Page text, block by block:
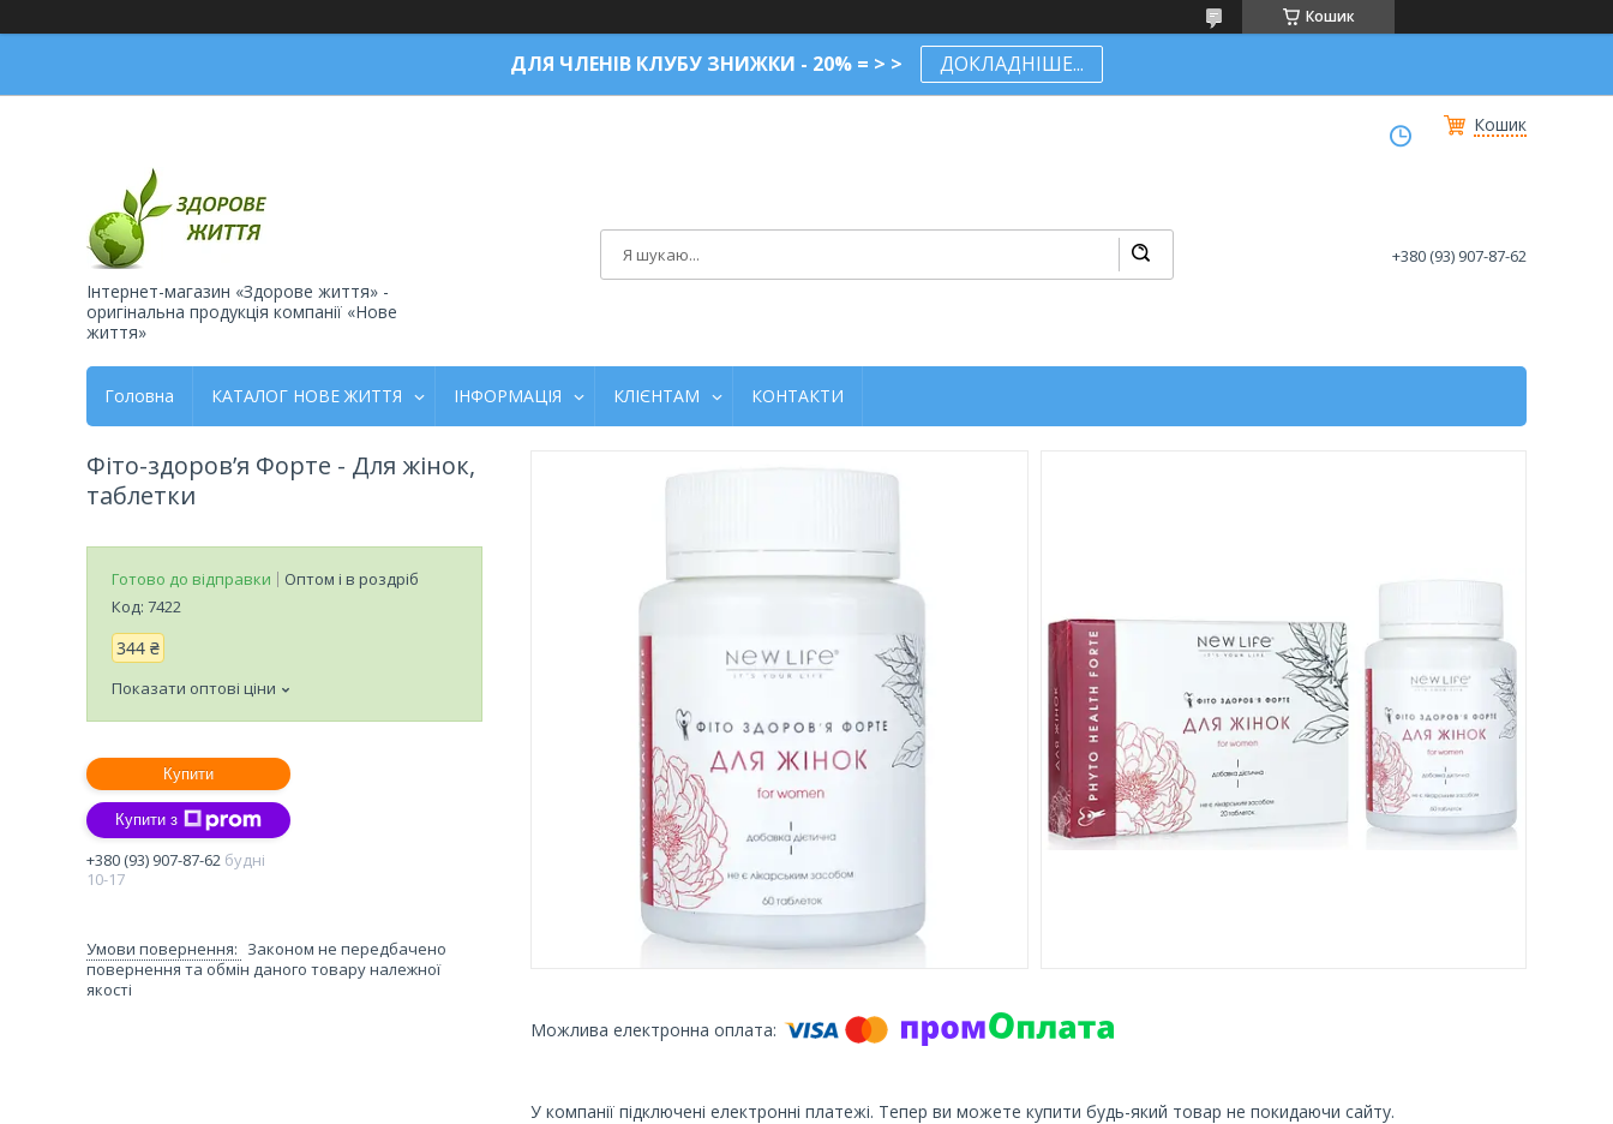
Кошик
ДЛЯ ЧЛЕНІВ КЛУБУ ЗНИЖКИ - 20% = > > ДОКЛАДНІШЕ...
Кошик
Інтернет-магазин «Здорове життя» -
оригінальна продукція компанії «Нове
життя»
+380 (93) 907-87-62
Головна КАТАЛОГ НОВЕ ЖИТТЯ ІНФОРМАЦІЯ КЛІЄНТАМ КОНТАКТИ
У компанії підключені електронні платежі. Тепер ви можете купити будь-який товар не покидаючи сайту.
Фіто-здоров’я Форте - Для жінок,
таблетки
Готово до відправки
Оптом і в роздріб
Код: 7422
344 ₴
Показати оптові ціни
Купити
Купити з
+380 (93) 907-87-62 будні
10-17
Законом не передбачено
повернення та обмін даного товару належної
якості